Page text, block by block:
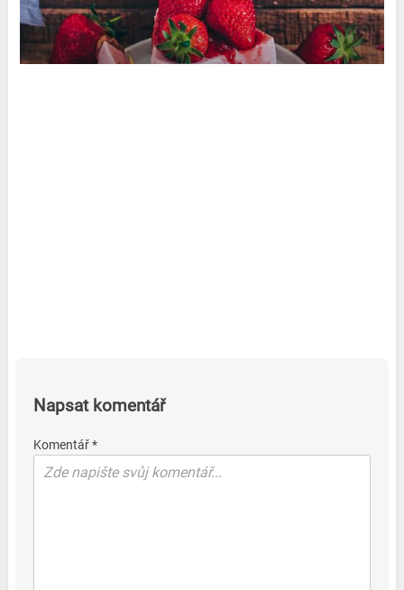
Napsat komentář
Komentář *